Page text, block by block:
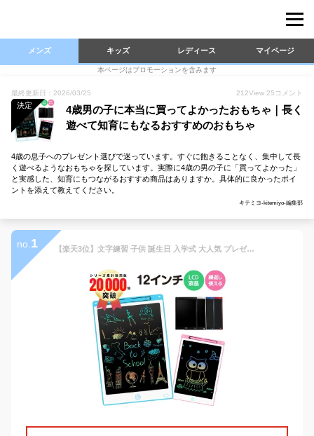
メンズ キッズ レディース マイページ
本ページはプロモーションを含みます
最終更新日：2026/03/25 212View 25 コメント
決定
4歳男の子に本当に買ってよかったおもちゃ｜長く
遊べて知育にもなるおすすめのおもちゃ
4歳の息子へのプレゼント選びで迷っています。すぐに飽きることなく、集中して長
く遊べるようなおもちゃを探しています。実際に4歳の男の子に「買ってよかった」
と実感した、知育にもつながるおすすめ商品はありますか。具体的に良かったポイ
ントを添えて教えてください。
キテミヨ-kitemiyo-編集部
no. 1 【楽天3位】文字練習 子供 誕生日 入学式 大人気 プレゼント 繰り返し電子メモ お絵かきボード 知育玩具 12インチ 汚れない 伝言板 遊び 利用 大人用 薄型 ワンボタン カラフル 芸術 スタンド お絵描きボード 女の子 男の子 2歳 3歳 4歳 5歳 6歳 7歳 軽量 おもちゃ